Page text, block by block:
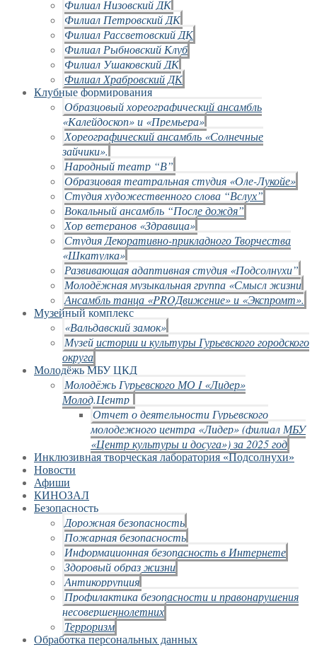
Филиал Низовский ДК
Филиал Петровский ДК
Филиал Рассветовский ДК
Филиал Рыбновский Клуб
Филиал Ушаковский ДК
Филиал Храбровский ДК
Клубные формирования
Образцовый хореографический ансамбль
«Калейдоскоп» и «Премьера»
Хореографический ансамбль «Солнечные
зайчики».
Народный театр “В”
Образцовая театральная студия «Оле-Лукойе»
Студия художественного слова “Вслух”
Вокальный ансамбль “После дождя”
Хор ветеранов «Здравица»
Студия Декоративно-прикладного Творчества
«Шкатулка»
Развивающая адаптивная студия «Подсолнухи”
Молодёжная музыкальная группа «Смысл жизни
Ансамбль танца «PROДвижение» и «Экспромт».
Музейный комплекс
«Вальдавский замок»
Музей истории и культуры Гурьевского городского
округа
Молодёжь МБУ ЦКД
Молодёжь Гурьевского МО I «Лидер»
Молод.Центр
Отчет о деятельности Гурьевского
молодежного центра «Лидер» (филиал МБУ
«Центр культуры и досуга») за 2025 год
Инклюзивная творческая лаборатория «Подсолнухи»
Новости
Афиши
КИНОЗАЛ
Безопасность
Дорожная безопасность
Пожарная безопасность
Информационная безопасность в Интернете
Здоровый образ жизни
Антикоррупция
Профилактика безопасности и правонарушения
несовершеннолетних
Терроризм
Обработка персональных данных